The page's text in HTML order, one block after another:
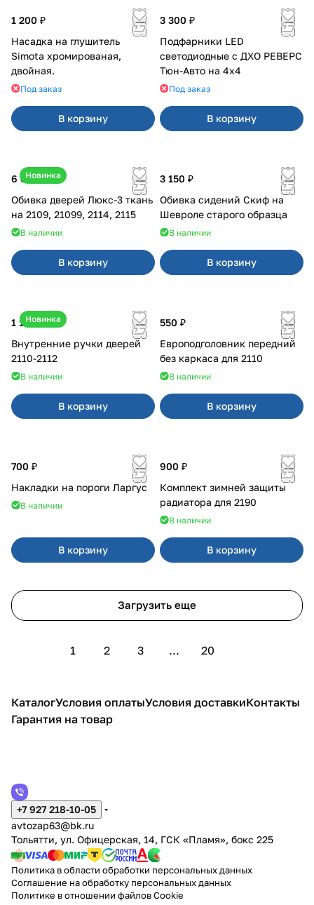
1 200 ₽
Насадка на глушитель
Simota хромированая,
двойная.
Под заказ
В корзину
3 300 ₽
Подфарники LED
светодиодные с ДХО РЕВЕРС
Тюн-Авто на 4x4
Под заказ
В корзину
Новинка
6 000 ₽
Обивка дверей Люкс-3 ткань
на 2109, 21099, 2114, 2115
В наличии
В корзину
3 150 ₽
Обивка сидений Скиф на
Шевроле старого образца
В наличии
В корзину
Новинка
1 170 ₽
Внутренние ручки дверей
2110-2112
В наличии
В корзину
550 ₽
Европодголовник передний
без каркаса для 2110
В наличии
В корзину
700 ₽
Накладки на пороги Ларгус
В наличии
В корзину
900 ₽
Комплект зимней защиты
радиатора для 2190
В наличии
В корзину
Загрузить еще
1 2 3 ... 20
КаталогУсловия оплатыУсловия доставкиКонтакты
Гарантия на товар
+7 927 218-10-05
avtozap63@bk.ru
Тольятти, ул. Офицерская, 14, ГСК «Пламя», бокс 225
Политика в области обработки персональных данных
Соглашение на обработку персональных данных
Политике в отношении файлов Cookie